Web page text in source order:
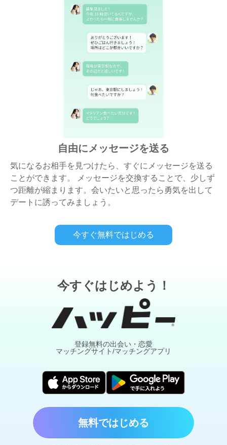
自由にメッセージを送る
気になるお相手を見つけたら、すぐにメッセージを送る
ことができます。 メッセージを交換することで、少しず
つ距離が縮まります。会いたいと思ったら勇気を出して
デートに誘ってみましょう。
今すぐ無料ではじめる
今すぐはじめよう！
登録無料の出会い・恋愛
マッチングサイト/マッチングアプリ
無料ではじめる